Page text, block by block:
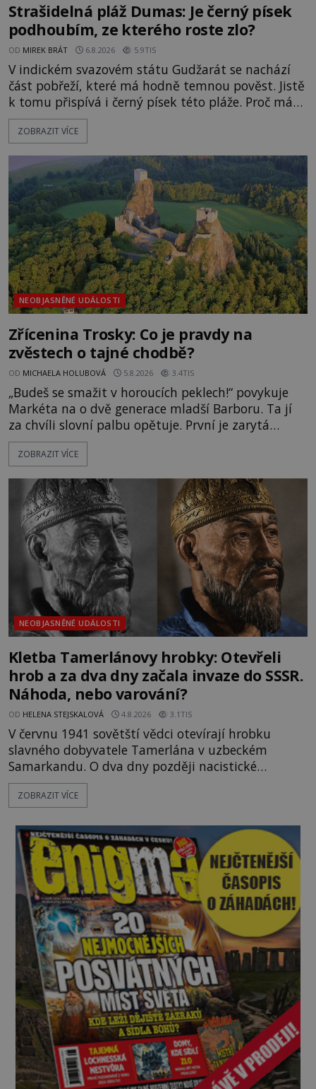
Strašidelná pláž Dumas: Je černý písek
podhoubím, ze kterého roste zlo?
OD MIREK BRÁT 6.8.2026 5.9TIS
V indickém svazovém státu Gudžarát se nachází
část pobřeží, které má hodně temnou pověst. Jistě
k tomu přispívá i černý písek této pláže. Proč má
pláž takové netypické zbarvení? Nakolik jsou
pravdivé historky, že zde došlo k nevysvětlitelným
následovat. Vstupujeme na pláž Dumas ve městě
Surat. Gu
ZOBRAZIT VÍCE
NEOBJASNĚNÉ UDÁLOSTI
Zřícenina Trosky: Co je pravdy na
zvěstech o tajné chodbě?
OD MICHAELA HOLUBOVÁ 5.8.2026 3.4TIS
„Budeš se smažit v horoucích peklech!“ povykuje
Markéta na o dvě generace mladší Barboru. Ta jí
za chvíli slovní palbu opětuje. První je zarytá
katolička, druhá přesvědčená kališnice. A každá z
nich se usídlí na jedné z věží slavného hradu
mezi vůdce protihusitského boje. Za manželku má
skutečně jistou
ZOBRAZIT VÍCE
NEOBJASNĚNÉ UDÁLOSTI
Kletba Tamerlánovy hrobky: Otevřeli
hrob a za dva dny začala invaze do SSSR.
Náhoda, nebo varování?
OD HELENA STEJSKALOVÁ 4.8.2026 3.1TIS
V červnu 1941 sovětští vědci otevírají hrobku
slavného dobyvatele Tamerlána v uzbeckém
Samarkandu. O dva dny později nacistické
Německo zahajuje operaci Barbarossa a napadá
Sovětský svaz. Shoda dat je natolik zarážející, že se
na legendě něco pravdy, nebo jde jen o fascinující
souhru okolností? Když antropolog Michail
Gerasimov (1907-1970) a
ZOBRAZIT VÍCE